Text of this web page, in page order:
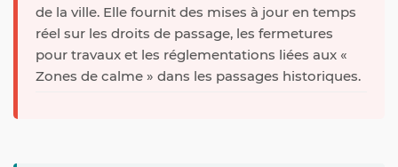
de la ville. Elle fournit des mises à jour en temps
réel sur les droits de passage, les fermetures
pour travaux et les réglementations liées aux «
Zones de calme » dans les passages historiques.